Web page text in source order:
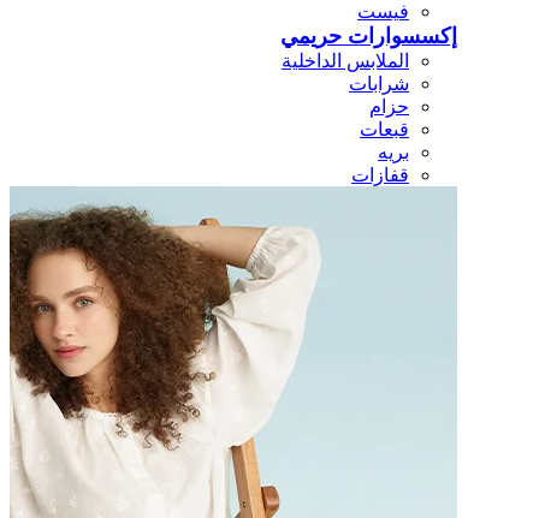
فيست
إكسسوارات حريمي
الملابس الداخلية
شرابات
حزام
قبعات
بريه
قفازات